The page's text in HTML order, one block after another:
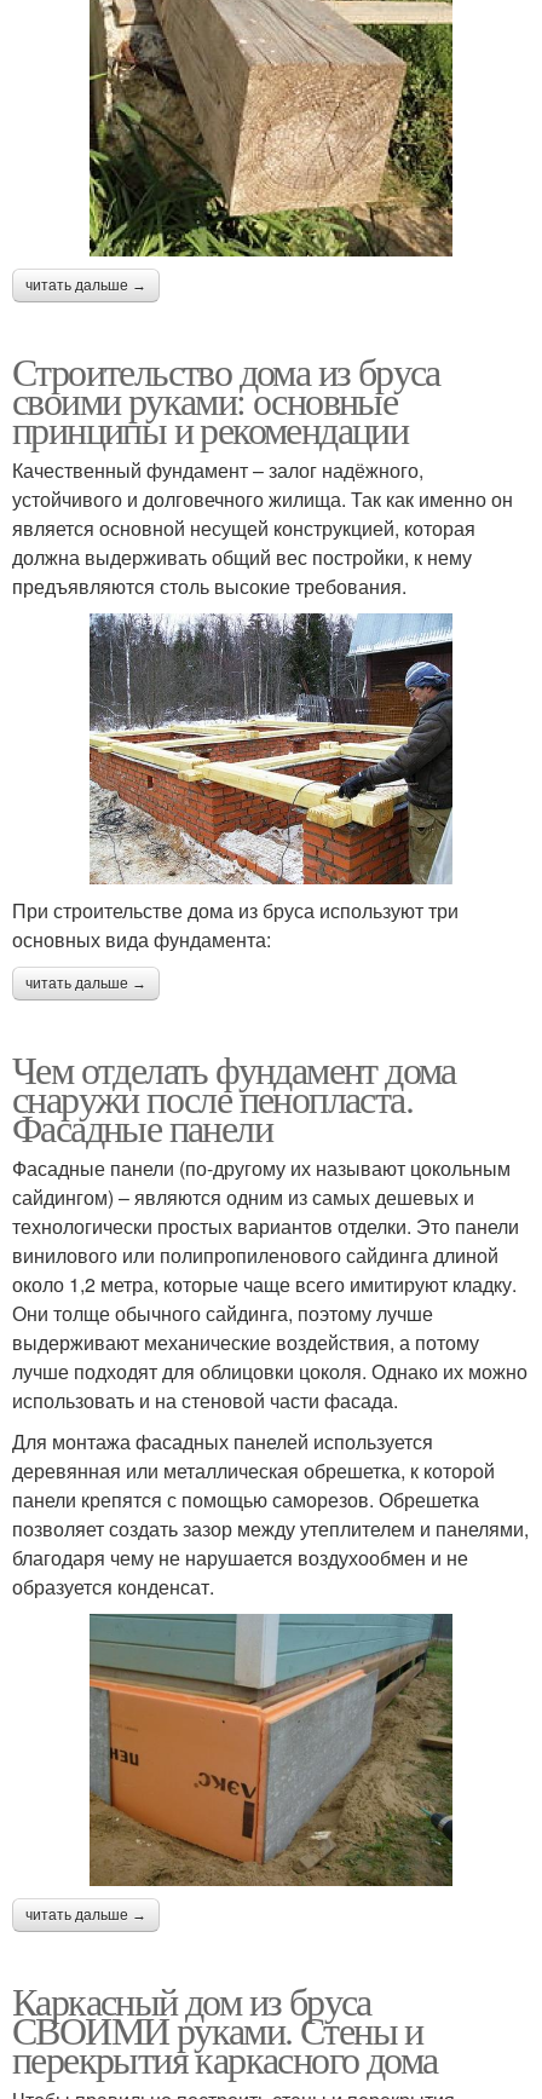
читать дальше →
Строительство дома из бруса
своими руками: основные
принципы и рекомендации
Качественный фундамент – залог надёжного,
устойчивого и долговечного жилища. Так как именно он
является основной несущей конструкцией, которая
должна выдерживать общий вес постройки, к нему
предъявляются столь высокие требования.
При строительстве дома из бруса используют три
основных вида фундамента:
читать дальше →
Чем отделать фундамент дома
снаружи после пенопласта.
Фасадные панели
Фасадные панели (по-другому их называют цокольным
сайдингом) – являются одним из самых дешевых и
технологически простых вариантов отделки. Это панели
винилового или полипропиленового сайдинга длиной
около 1,2 метра, которые чаще всего имитируют кладку.
Они толще обычного сайдинга, поэтому лучше
выдерживают механические воздействия, а потому
лучше подходят для облицовки цоколя. Однако их можно
использовать и на стеновой части фасада.
Для монтажа фасадных панелей используется
деревянная или металлическая обрешетка, к которой
панели крепятся с помощью саморезов. Обрешетка
позволяет создать зазор между утеплителем и панелями,
благодаря чему не нарушается воздухообмен и не
образуется конденсат.
читать дальше →
Каркасный дом из бруса
СВОИМИ руками. Стены и
перекрытия каркасного дома